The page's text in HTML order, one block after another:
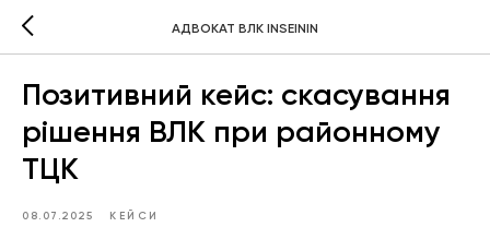
АДВОКАТ ВЛК INSEININ
Позитивний кейс: скасування
рішення ВЛК при районному
ТЦК
08.07.2025 КЕЙСИ